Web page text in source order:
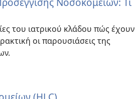
του ιατρικού κλάδου πώς έχουν
οι παρουσιάσεις της